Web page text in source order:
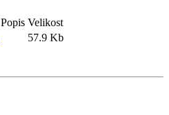
Popis Velikost
57.9 Kb